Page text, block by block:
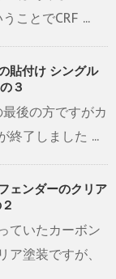
ことでCRF ...
貼付け シングル
３
後の方ですがカ
終了しました ...
ェンダーのクリア
ていたカーボン
ア塗装ですが、